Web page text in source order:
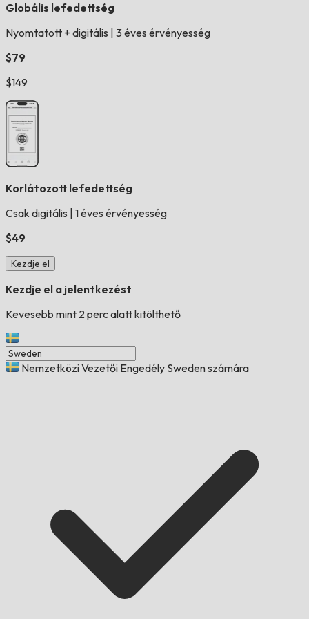
Globális lefedettség
Nyomtatott + digitális 3 éves érvényesség
$79
$149
Korlátozott lefedettség
Csak digitális 1 éves érvényesség
$49
Kezdje el
Kezdje el a jelentkezést
Kevesebb mint 2 perc alatt kitölthető
Nemzetközi Vezetői Engedély Sweden számára